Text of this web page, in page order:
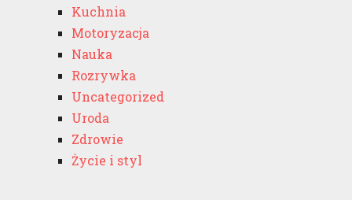
Kuchnia
Motoryzacja
Nauka
Rozrywka
Uncategorized
Uroda
Zdrowie
Życie i styl